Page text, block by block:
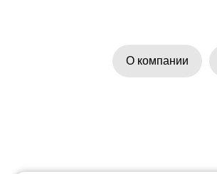
О компании